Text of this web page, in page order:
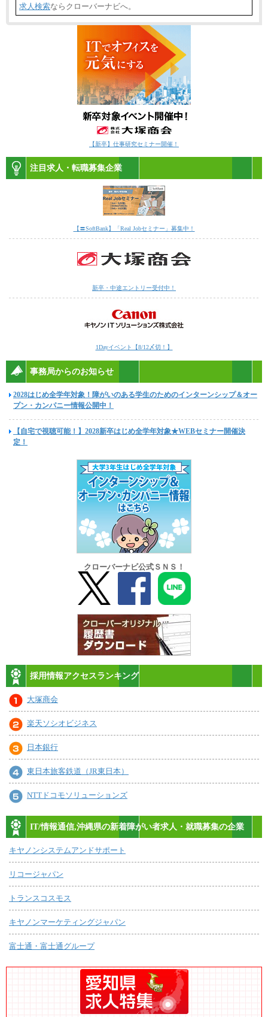
求人検索ならクローバーナビへ。
【新卒】仕事研究セミナー開催！
注目求人・転職募集企業
【〓SoftBank】「Real Jobセミナー」募集中！
新卒・中途エントリー受付中！
1Dayイベント【8/12〆切！】
事務局からのお知らせ
2028はじめ全学年対象！障がいのある学生のためのインターンシップ＆オー
プン・カンパニー情報公開中！
【自宅で視聴可能！】2028新卒はじめ全学年対象★WEBセミナー開催決
定！
クローバーナビ公式ＳＮＳ！
採用情報アクセスランキング
大塚商会
楽天ソシオビジネス
日本銀行
東日本旅客鉄道（JR東日本）
NTTドコモソリューションズ
IT/情報通信,沖縄県の新着障がい者求人・就職募集の企業
キヤノンシステムアンドサポート
リコージャパン
トランスコスモス
キヤノンマーケティングジャパン
富士通・富士通グループ